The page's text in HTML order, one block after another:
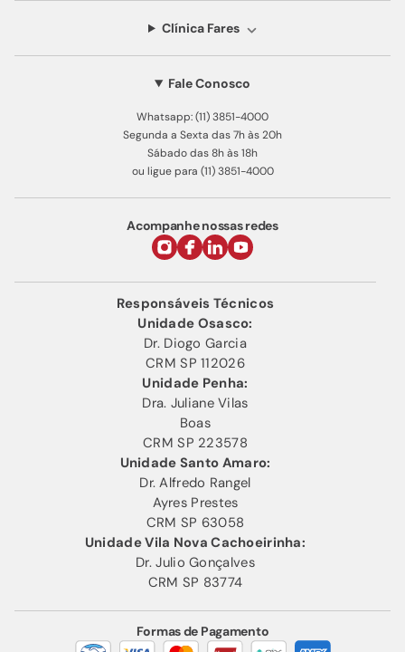
Clínica Fares
Fale Conosco
Whatsapp: (11) 3851-4000
Segunda a Sexta das 7h às 20h
Sábado das 8h às 18h
ou ligue para (11) 3851-4000
Acompanhe nossas redes
Responsáveis Técnicos
Unidade Osasco:
Dr. Diogo Garcia
CRM SP 112026
Unidade Penha:
Dra. Juliane Vilas
Boas
CRM SP 223578
Unidade Santo Amaro:
Dr. Alfredo Rangel
Ayres Prestes
CRM SP 63058
Unidade Vila Nova Cachoeirinha:
Dr. Julio Gonçalves
CRM SP 83774
Formas de Pagamento